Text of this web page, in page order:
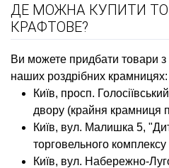
ДЕ МОЖНА КУПИТИ
КРАФТОВЕ?
Ви можете придбати товари
наших роздрібних крамницях:
Київ, просп.
двору (крайня крамниця
Київ, вул. Малишка 5,
торговельного комплексу
Київ, вул. Набережно-